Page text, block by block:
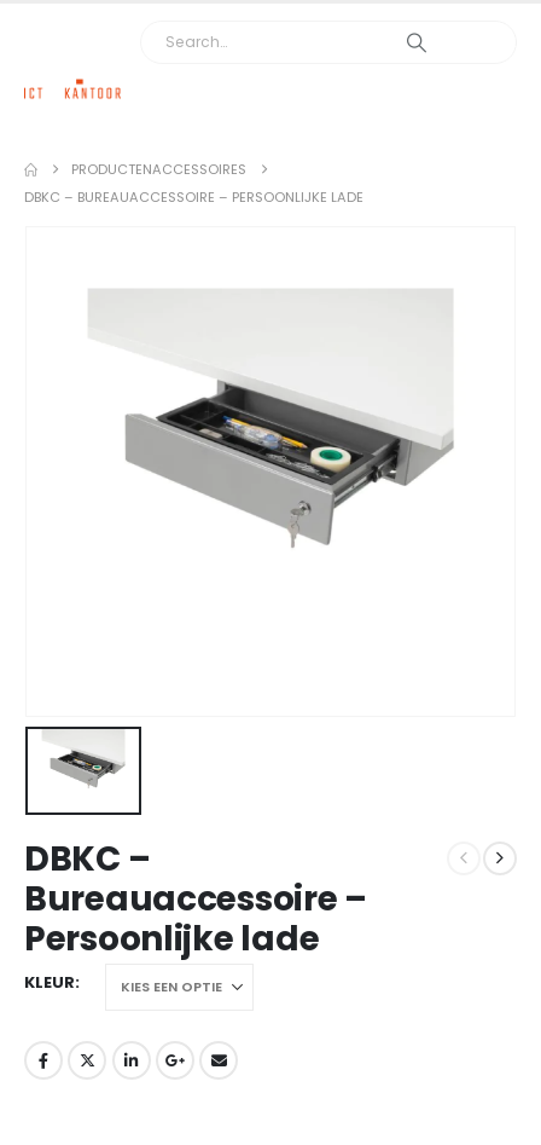
PRODUCTENACCESSOIRES
DBKC – BUREAUACCESSOIRE – PERSOONLIJKE LADE
DBKC –
Bureauaccessoire –
Persoonlijke lade
KLEUR